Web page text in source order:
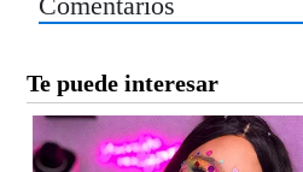
Comentarios